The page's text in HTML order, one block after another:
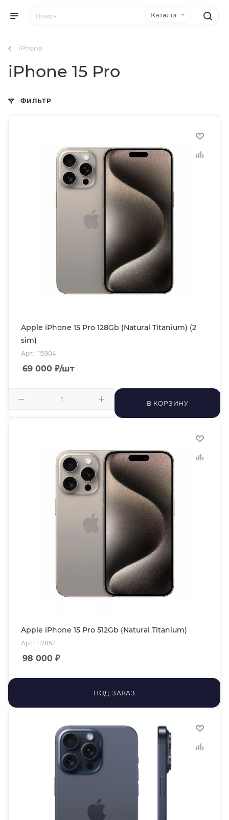
Каталог
iPhone
iPhone 15 Pro
ФИЛЬТР
Apple iPhone 15 Pro 128Gb (Natural Titanium) (2
sim)
Арт.: 115904
69 000 ₽/шт
В КОРЗИНУ
Apple iPhone 15 Pro 512Gb (Natural Titanium)
Арт.: 117852
98 000 ₽
ПОД ЗАКАЗ